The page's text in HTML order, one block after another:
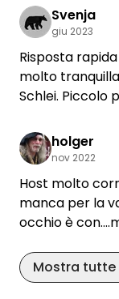
Ci piacerebbe
Mike e Steffi
Svenja
giu 2023
Risposta
molto
Schlei. Piccolo
Proprietario
holger
nov 2022
Host molto
manca per la
occhio è
Mostra tutte